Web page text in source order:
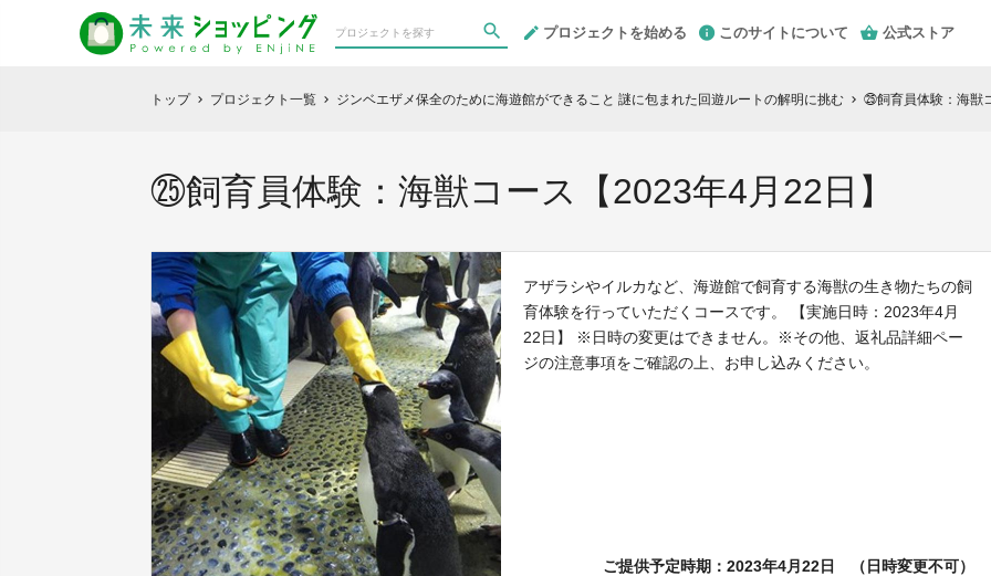
プロジェクトを始める このサイトについて 公式ストア
トップ chevron_right プロジェクト一覧 chevron_right ジンベエザメ保全のために海遊館ができること 謎に包まれた回遊ルートの解明に挑む chevron_right ㉕飼育員体験：海獣
㉕飼育員体験：海獣コース【2023年4月22日】
アザラシやイルカなど、海遊館で飼育する海獣の生き物たちの飼
育体験を行っていただくコースです。 【実施日時：2023年4月
22日】 ※日時の変更はできません。※その他、返礼品詳細ペー
ジの注意事項をご確認の上、お申し込みください。
ご提供予定時期：2023年4月22日 （日時変更不可）